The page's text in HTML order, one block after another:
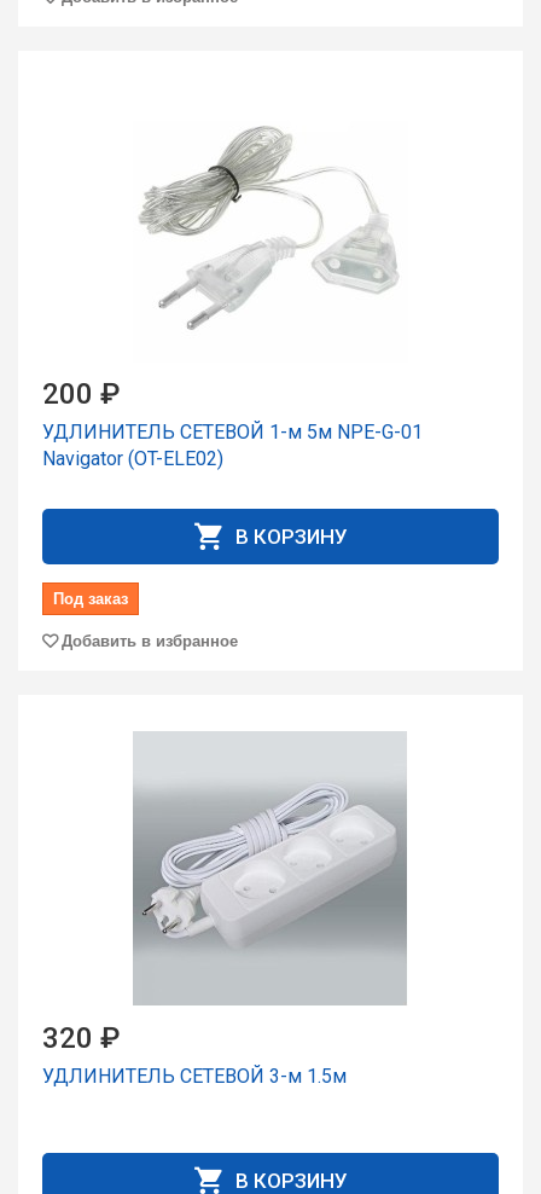
200 ₽
УДЛИНИТЕЛЬ СЕТЕВОЙ 1-м 5м NPE-G-01
Navigator (OT-ELE02)
В КОРЗИНУ
Под заказ
Добавить в избранное
320 ₽
УДЛИНИТЕЛЬ СЕТЕВОЙ 3-м 1.5м
В КОРЗИНУ